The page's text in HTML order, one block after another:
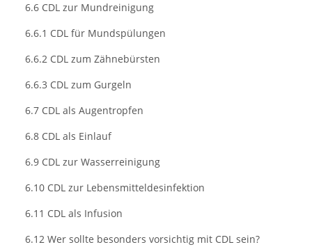
6.6 CDL zur Mundreinigung
6.6.1 CDL für Mundspülungen
6.6.2 CDL zum Zähnebürsten
6.6.3 CDL zum Gurgeln
6.7 CDL als Augentropfen
6.8 CDL als Einlauf
6.9 CDL zur Wasserreinigung
6.10 CDL zur Lebensmitteldesinfektion
6.11 CDL als Infusion
6.12 Wer sollte besonders vorsichtig mit CDL sein?